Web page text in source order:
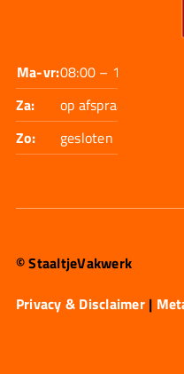
Ma-vr:08:00 – 17:30
Za:
op afspraak
Zo:
gesloten
© StaaltjeVakwerk
Privacy & Disclaimer|